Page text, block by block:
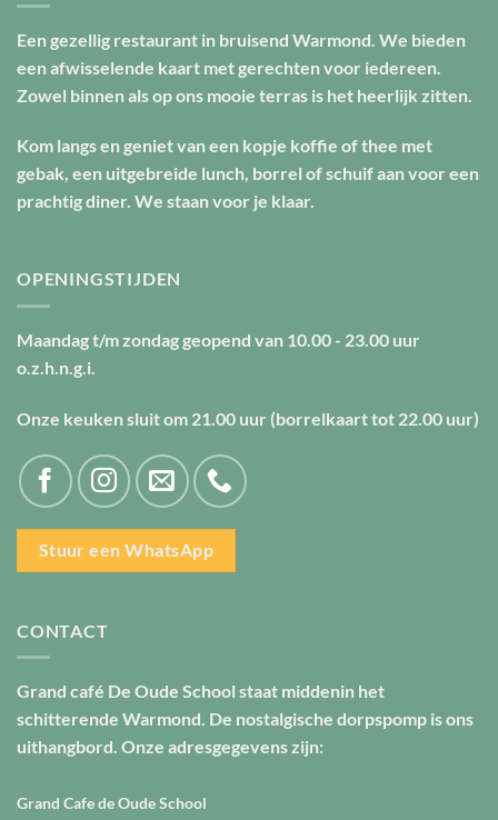
Een gezellig restaurant in bruisend Warmond. We bieden
een afwisselende kaart met gerechten voor iedereen.
Zowel binnen als op ons mooie terras is het heerlijk zitten.
Kom langs en geniet van een kopje koffie of thee met
gebak, een uitgebreide lunch, borrel of schuif aan voor een
prachtig diner. We staan voor je klaar.
OPENINGSTIJDEN
Maandag t/m zondag geopend van 10.00 - 23.00 uur
o.z.h.n.g.i.
Onze keuken sluit om 21.00 uur (borrelkaart tot 22.00 uur)
Stuur een WhatsApp
CONTACT
Grand café De Oude School staat middenin het
schitterende Warmond. De nostalgische dorpspomp is ons
uithangbord. Onze adresgegevens zijn:
Grand Cafe de Oude School